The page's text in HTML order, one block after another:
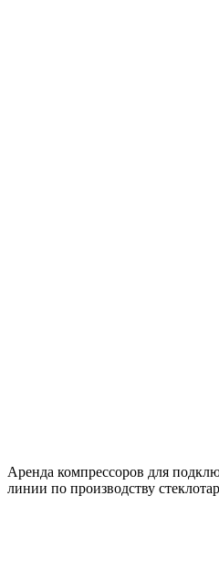
Аренда компрессоров для
линии по производству